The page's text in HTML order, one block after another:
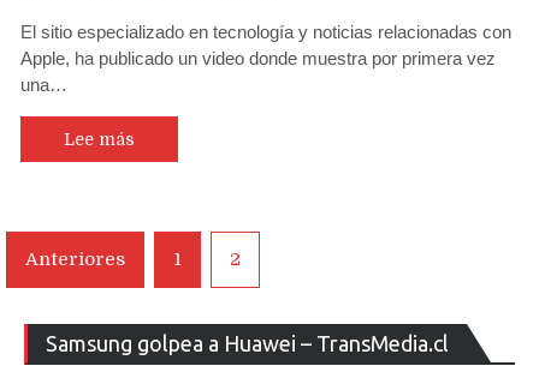
demo
en
Arcade
El sitio especializado en tecnología y noticias relacionadas con
Apple, ha publicado un video donde muestra por primera vez
una…
Lee más
Navegación
de
entradas
Anteriores 1 2
Samsung golpea a Huawei – TransMedia.cl
de